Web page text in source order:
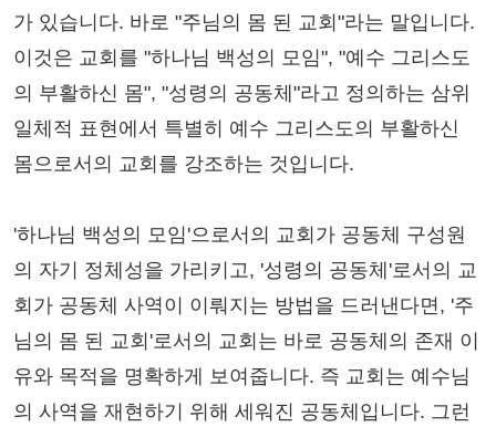
가 있습니다. 바로 "주님의 몸 된 교회"라는 말입니다.
이것은 교회를 "하나님 백성의 모임", "예수 그리스도
의 부활하신 몸", "성령의 공동체"라고 정의하는 삼위
일체적 표현에서 특별히 예수 그리스도의 부활하신
몸으로서의 교회를 강조하는 것입니다.
'하나님 백성의 모임'으로서의 교회가 공동체 구성원
의 자기 정체성을 가리키고, '성령의 공동체'로서의 교
회가 공동체 사역이 이뤄지는 방법을 드러낸다면, '주
님의 몸 된 교회'로서의 교회는 바로 공동체의 존재 이
유와 목적을 명확하게 보여줍니다. 즉 교회는 예수님
의 사역을 재현하기 위해 세워진 공동체입니다. 그런